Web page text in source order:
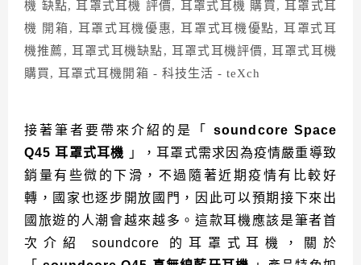
接著筆者要帶來介紹的是「soundcore Space
Q45 耳罩式耳機 」，耳罩式需求因為疫情嚴重導致
銷量有些微的下滑，不過隨著近期疫情有比較好
轉，國家也逐步開放國門，因此可以預期接下來出
國旅遊的人潮會越來越多。這款耳機應該是筆者首
次介紹 soundcore 的耳罩式耳機，關於